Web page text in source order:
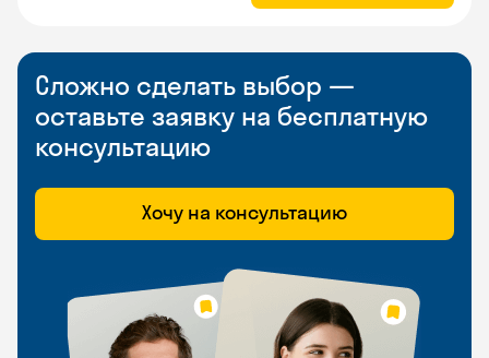
Сложно сделать выбор —
оставьте заявку на бесплатную
консультацию
Хочу на консультацию